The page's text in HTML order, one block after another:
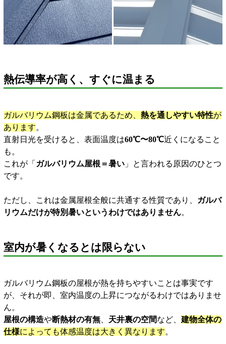
熱伝導率が高く、すぐに温まる
ガルバリウム鋼板は金属であるため、 熱を通しやすい特性が
あります。
直射日光を受けると、表面温度は60℃〜80℃近くになること
も。
これが「 ガルバリウム屋根＝暑い 」と言われる原因のひとつ
です。
ただし、これは金属屋根全般に共通する性質であり、 ガルバ
リウムだけが特別暑いというわけではありません。
室内が暑くなるとは限らない
ガルバリウム鋼板の屋根が熱を持ちやすいことは事実です
が、それが即、室内温度の上昇につながるわけではありませ
ん。
屋根の構造や断熱材の有無 天井裏の空間など、 建物全体の
仕様によっても体感温度は大きく異なります。